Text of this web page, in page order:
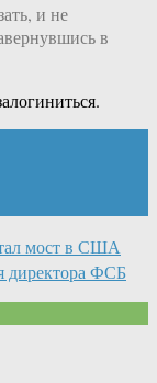
и не
в
мост в США
директора ФСБ